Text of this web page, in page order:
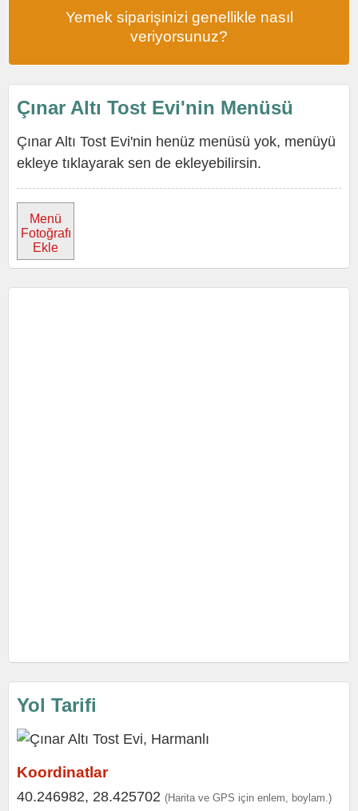
Yemek siparişinizi genellikle nasıl
veriyorsunuz?
Çınar Altı Tost Evi'nin Menüsü
Çınar Altı Tost Evi'nin henüz menüsü yok, menüyü
ekleye tıklayarak sen de ekleyebilirsin.
Menü
Fotoğrafı
Ekle
Yol Tarifi
Koordinatlar
40.246982, 28.425702 (Harita ve GPS için enlem, boylam.)